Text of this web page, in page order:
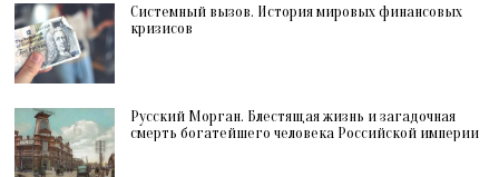
Системный вызов. История мировых финансовых
кризисов
Русский Морган. Блестящая жизнь и загадочная
смерть богатейшего человека Российской империи